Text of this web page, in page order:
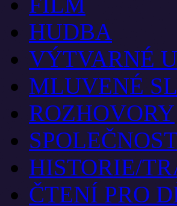
HUDBA
VÝTVARNÉ
MLUVENÉ
ROZHOVORY
HISTORIE/
ČTENÍ PRO